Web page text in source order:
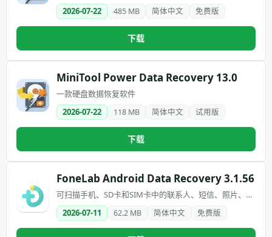
2026-07-22
485 MB 简体中文 免费版
下载
MiniTool Power Data Recovery 13.0
一款硬盘数据恢复软件
2026-07-22
118 MB 简体中文 试用版
下载
FoneLab Android Data Recovery 3.1.56
可扫描手机、SD卡和SIM卡中的联系人、短信、照片、视
频及文档，并支持在恢复前预览文件
2026-07-11 62.2 MB 简体中文 免费版